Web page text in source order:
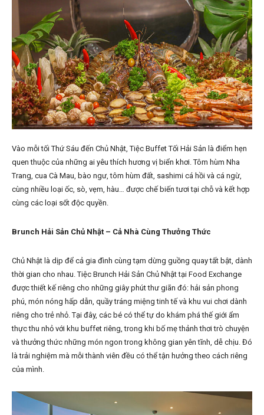
Vào mỗi tối Thứ Sáu đến Chủ Nhật, Tiệc Buffet Tối Hải Sản là điểm hẹn
quen thuộc của những ai yêu thích hương vị biển khơi. Tôm hùm Nha
Trang, cua Cà Mau, bào ngư, tôm hùm đất, sashimi cá hồi và cá ngừ,
cùng nhiều loại ốc, sò, vẹm, hàu… được chế biến tươi tại chỗ và kết hợp
cùng các loại sốt độc quyền.
Brunch Hải Sản Chủ Nhật – Cả Nhà Cùng Thưởng Thức
Chủ Nhật là dịp để cả gia đình cùng tạm dừng guồng quay tất bật, dành
thời gian cho nhau. Tiệc Brunch Hải Sản Chủ Nhật tại Food Exchange
được thiết kế riêng cho những giây phút thư giãn đó: hải sản phong
phú, món nóng hấp dẫn, quầy tráng miệng tinh tế và khu vui chơi dành
riêng cho trẻ nhỏ. Tại đây, các bé có thể tự do khám phá thế giới ẩm
thực thu nhỏ với khu buffet riêng, trong khi bố mẹ thảnh thơi trò chuyện
và thưởng thức những món ngon trong không gian yên tĩnh, dễ chịu. Đó
là trải nghiệm mà mỗi thành viên đều có thể tận hưởng theo cách riêng
của mình.